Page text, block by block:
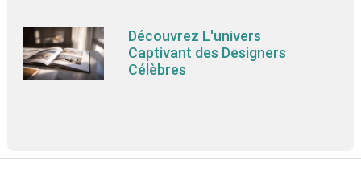
Découvrez L'univers
Captivant des Designers
Célèbres